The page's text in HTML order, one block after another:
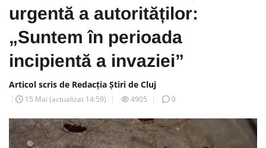
urgentă a autorităților:
„Suntem în perioada
incipientă a invaziei”
Articol scris de Redacția Știri de Cluj
15 Mai (actualizat 14:59) 4905 0